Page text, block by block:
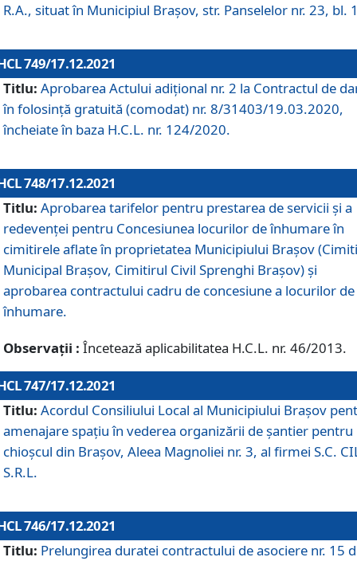
R.A., situat în Municipiul Braşov, str. Panselelor nr. 23, bl.
749/17.12.2021
Titlu: Aprobarea Actului adițional nr. 2 la Contractul de
în folosință gratuită (comodat) nr. 8/31403/19.03.2020,
încheiate în baza H.C.L. nr. 124/2020.
748/17.12.2021
Titlu: Aprobarea tarifelor pentru prestarea de servicii şi a
redevenţei pentru Concesiunea locurilor de înhumare în
cimitirele aflate în proprietatea Municipiului Braşov
Municipal Braşov, Cimitirul Civil Sprenghi Braşov) şi
aprobarea contractului cadru de concesiune a locurilor de
înhumare.
Observații : Încetează aplicabilitatea H.C.L. nr. 46/2013.
747/17.12.2021
Titlu: Acordul Consiliului Local al Municipiului Braşov
amenajare spațiu în vederea organizării de șantier pentru
chioșcul din Brașov, Aleea Magnoliei nr. 3, al firmei S.C.
S.R.L.
746/17.12.2021
Titlu: Prelungirea duratei contractului de asociere nr. 15